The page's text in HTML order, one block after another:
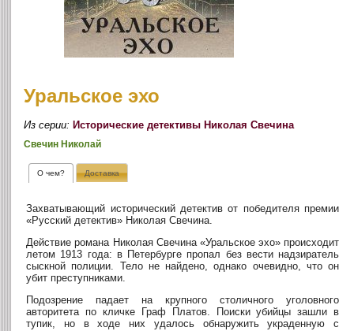
Уральское эхо
Из серии:Исторические детективы Николая Свечина
Свечин Николай
О чем? Доставка
Захватывающий исторический детектив от победителя премии
«Русский детектив» Николая Свечина.
Действие романа Николая Свечина «Уральское эхо» происходит
летом 1913 года: в Петербурге пропал без вести надзиратель
сыскной полиции. Тело не найдено, однако очевидно, что он
убит преступниками.
Подозрение падает на крупного столичного уголовного
авторитета по кличке Граф Платов. Поиски убийцы зашли в
тупик, но в ходе них удалось обнаружить украденную с